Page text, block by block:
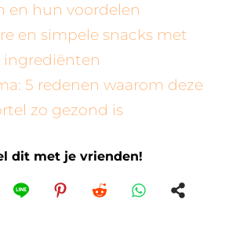
en hun voordelen
en simpele snacks met
ingrediënten
5 redenen waarom deze
zo gezond is
dit met je vrienden!